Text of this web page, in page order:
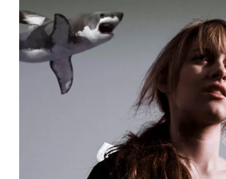
NATUNA
WN
BINTAN